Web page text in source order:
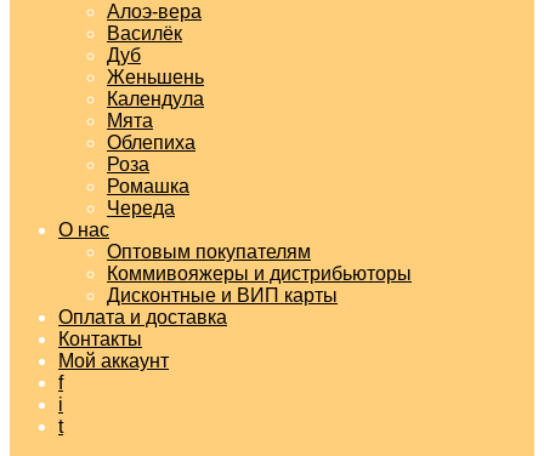
Алоэ-вера
Василёк
Дуб
Женьшень
Календула
Мята
Облепиха
Роза
Ромашка
Череда
О нас
Оптовым покупателям
Коммивояжеры и дистрибьюторы
Дисконтные и ВИП карты
Оплата и доставка
Контакты
Мой аккаунт
f
i
t